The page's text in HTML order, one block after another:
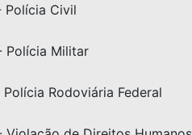
Polícia Civil
Polícia Militar
Polícia Rodoviária Federal